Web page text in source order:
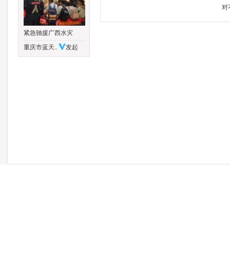
紧急驰援广西水灾
重庆市蓝天..
发起
对